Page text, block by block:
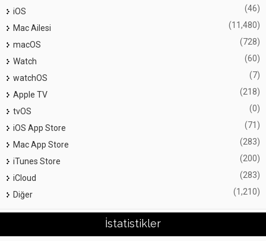
iOS (46)
Mac Ailesi (11,480)
macOS (728)
Watch (60)
watchOS (7)
Apple TV (218)
tvOS (0)
iOS App Store (71)
Mac App Store (283)
iTunes Store (200)
iCloud (283)
Diğer (1,210)
İstatistikler